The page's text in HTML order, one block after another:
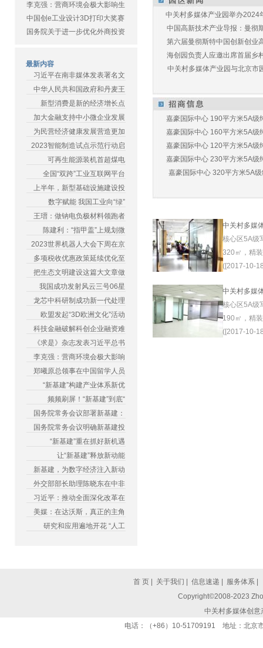
李克强：营商环境会极大影响生
中国创e工业设计3D打印大奖赛
国务院关于进一步优化外商投资
最新内容
习近平在南非媒体发表署名文
中华人民共和国政府和丹麦王
新型消费是新的经济增长点
加大金融支持中小微企业发展
为民营经济健康发展营造更加
2023智能制造试点示范行动启
可再生能源装机首超煤电
全国“双跨”工业互联网平台
上半年，新型基础设施建设投
数字赋能 我国工业向“绿”
王瑨：做钠电负极材料领跑者
陈建利：“指甲盖”上规划微
2023世界机器人大会下周在京
多项税收优惠政策延续优化至
把生态文明建设这篇大文章做
我国成功发射风云三号06星
龙芯中科研制成功新一代处理
欧盟发起“3D欧洲文化”活动
科技金融破解科创企业融资难
《求是》杂志发表习近平总书
李克强：营商环境会极大影响
郑曦原总领事在中国留学人员
“新基建”构建产业体系新优
频频刷屏！“新基建”到底“
国务院常务会议部署新基建：
国务院常务会议明确新基建投
“新基建”重在抓好新机遇
让“新基建”释放新动能
新基建，为数字经济注入新动
外交部部长助理陈晓东在中非
习近平：推动全面深化改革在
美媒：在达沃斯，真正的主角
研究和应用遍地开花 “人工
中关村多媒体产业园举办2024
中国高新技术产业导报：曼彻
第六届曼彻斯特中国创新创业
海创园负责人应邀出席首届乡
中关村多媒体产业园与北京市
嘉豪国际中心 190平方米5A级
嘉豪国际中心 160平方米5A级
嘉豪国际中心 120平方米5A级
嘉豪国际中心 230平方米5A级
嘉豪国际中心 320平方米5A
中关村多媒
核心区5A级
320㎡，精
([2017-10-
中关村多媒
核心区5A级
190㎡，精
([2017-10-
首 页 关于我们 信息速递 服务体系
Copyright©2008-2023
中关村多媒体创
电话：（+86）10-51709191 地址：北京